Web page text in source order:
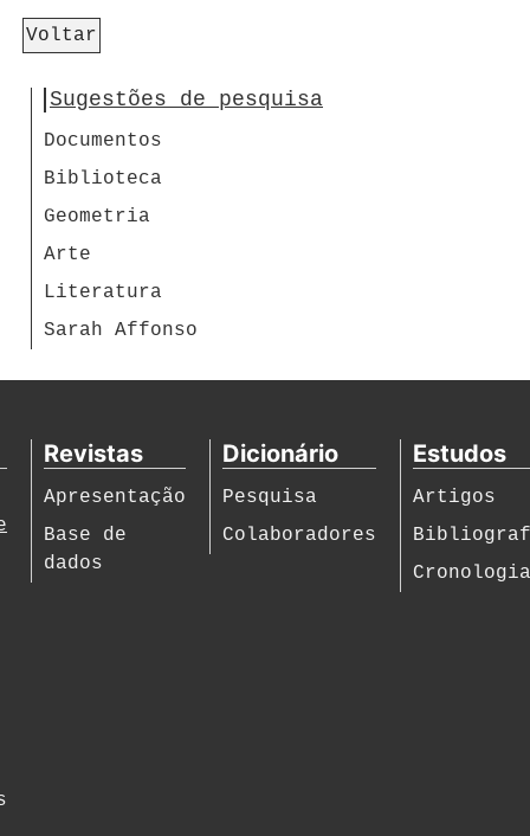
Voltar
Sugestões de pesquisa
Documentos
Biblioteca
Geometria
Arte
Literatura
Sarah Affonso
Revistas
Apresentação
Base de
dados
Dicionário
Pesquisa
Colaboradores
Estudos
Artigos